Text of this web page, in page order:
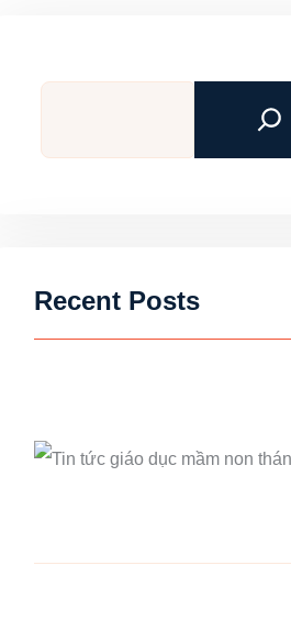
Tìm
Recent Posts